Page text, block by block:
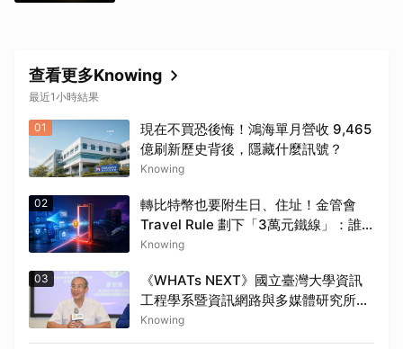
查看更多Knowing
最近1小時結果
01
現在不買恐後悔！鴻海單月營收 9,465
億刷新歷史背後，隱藏什麼訊號？
Knowing
02
轉比特幣也要附生日、住址！金管會
Travel Rule 劃下「3萬元鐵線」：誰
被照見、誰仍留在暗處？
Knowing
03
《WHATs NEXT》國立臺灣大學資訊
工程學系暨資訊網路與多媒體研究所副
教授廖世偉：690萬顆比特幣仍用舊地
Knowing